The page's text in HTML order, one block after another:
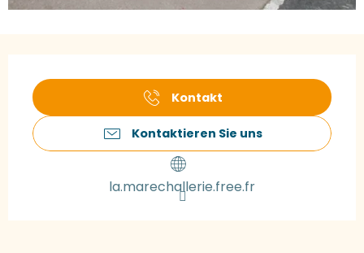
Kontakt
Kontaktieren Sie uns
la.marechallerie.free.fr